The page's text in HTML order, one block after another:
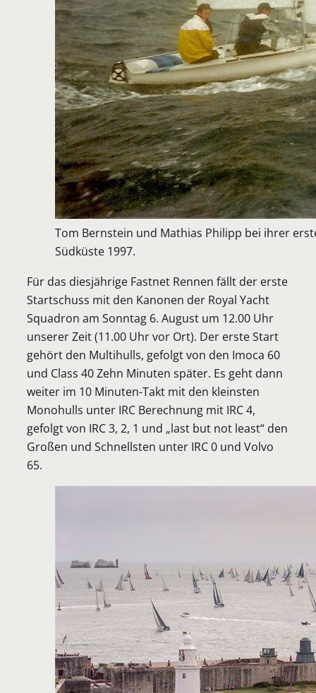
Tom Bernstein und Mathias Philipp bei ihrer
Südküste 1997.
Für das diesjährige Fastnet Rennen fällt der erste
Startschuss mit den Kanonen der Royal Yacht
Squadron am Sonntag 6. August um 12.00 Uhr
unserer Zeit (11.00 Uhr vor Ort). Der erste Start
gehört den Multihulls, gefolgt von den Imoca 60
und Class 40 Zehn Minuten später. Es geht dann
weiter im 10 Minuten-Takt mit den kleinsten
Monohulls unter IRC Berechnung mit IRC 4,
gefolgt von IRC 3, 2, 1 und „last but not least“ den
Großen und Schnellsten unter IRC 0 und Volvo
65.